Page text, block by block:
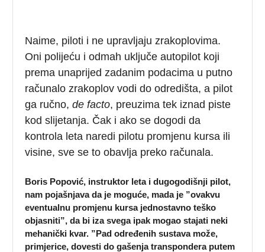
Naime, piloti i ne upravljaju zrakoplovima.
Oni polijeću i odmah uključe autopilot koji
prema unaprijed zadanim podacima u putno
računalo zrakoplov vodi do odredišta, a pilot
ga ručno,de facto, preuzima tek iznad piste
kod slijetanja. Čak i ako se dogodi da
kontrola leta naredi pilotu promjenu kursa ili
visine, sve se to obavlja preko računala.
Boris Popović, instruktor leta i dugogodišnji pilot,
nam pojašnjava da je moguće, mada je ”ovakvu
eventualnu promjenu kursa jednostavno teško
objasniti”, da bi iza svega ipak mogao stajati neki
mehanički kvar. ”Pad određenih sustava može,
primjerice, dovesti do gašenja transpondera putem